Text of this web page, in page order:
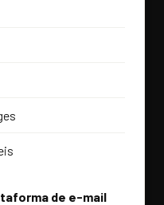
de e-mail